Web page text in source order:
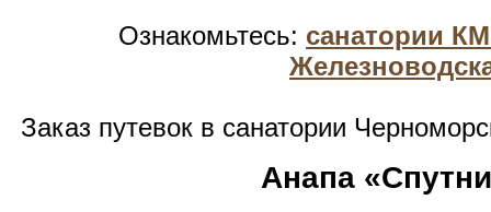
Ознакомьтесь: санатории
Заказ путевок в санатории
Анапа